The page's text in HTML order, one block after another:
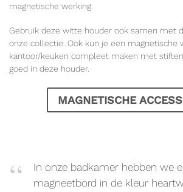
magnetische werking.
Gebruik deze witte houder ook samen met
onze collectie. Ook kun je een magnetische
kantoor/keuken compleet maken met
goed in deze houder.
MAGNETISCHE
In onze badkamer hebben we
magneetbord in de kleur